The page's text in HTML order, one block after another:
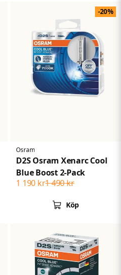
Osram
D2S Osram Xenarc Cool
Blue Boost 2-Pack
1 490 kr
1 190 kr
Köp
-20%